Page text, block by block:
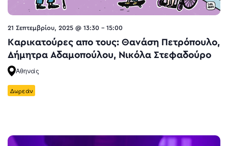
21 Σεπτεμβρίου, 2025 @ 13:30 - 15:00
Καρικατούρες απο τους: Θανάση Πετρόπουλο,
Δήμητρα Αδαμοπούλου, Νικόλα Στεφαδούρο
Αθηνάς
Δωρεάν